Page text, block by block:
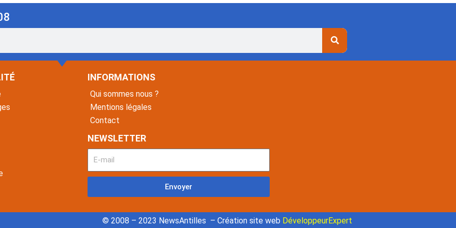
INFORMATIONS
Qui sommes nous ?
Mentions légales
Contact
NEWSLETTER
Envoyer
© 2008 – 2023 NewsAntilles – Création site web DéveloppeurExpert